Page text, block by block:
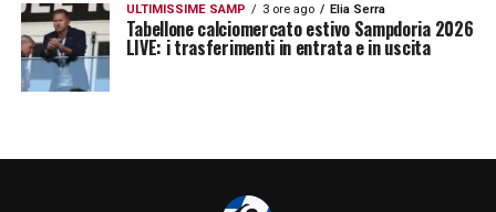
ULTIMISSIME SAMP 3 ore ago Elia Serra
Tabellone calciomercato estivo Sampdoria 2026
LIVE: i trasferimenti in entrata e in uscita